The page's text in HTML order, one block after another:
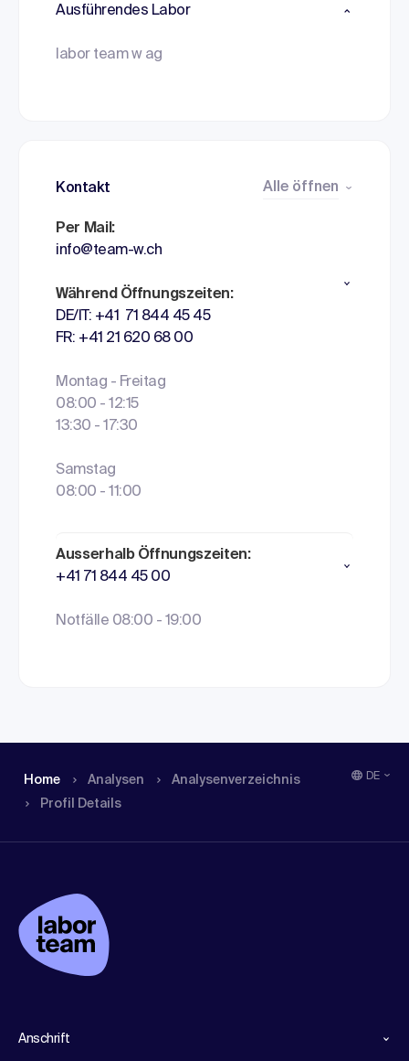
Ausführendes Labor
labor team w ag
Kontakt Alle öffnen
Per Mail:
info@team-w.ch
Während Öffnungszeiten:
DE/IT: +41 71 844 45 45
FR: +41 21 620 68 00
Montag - Freitag
08:00 - 12:15
13:30 - 17:30
Samstag
08:00 - 11:00
Ausserhalb Öffnungszeiten:
+41 71 844 45 00
Notfälle 08:00 - 19:00
Home Analysen
Analysen­verzeichnis
Profil Details
DE
Anschrift